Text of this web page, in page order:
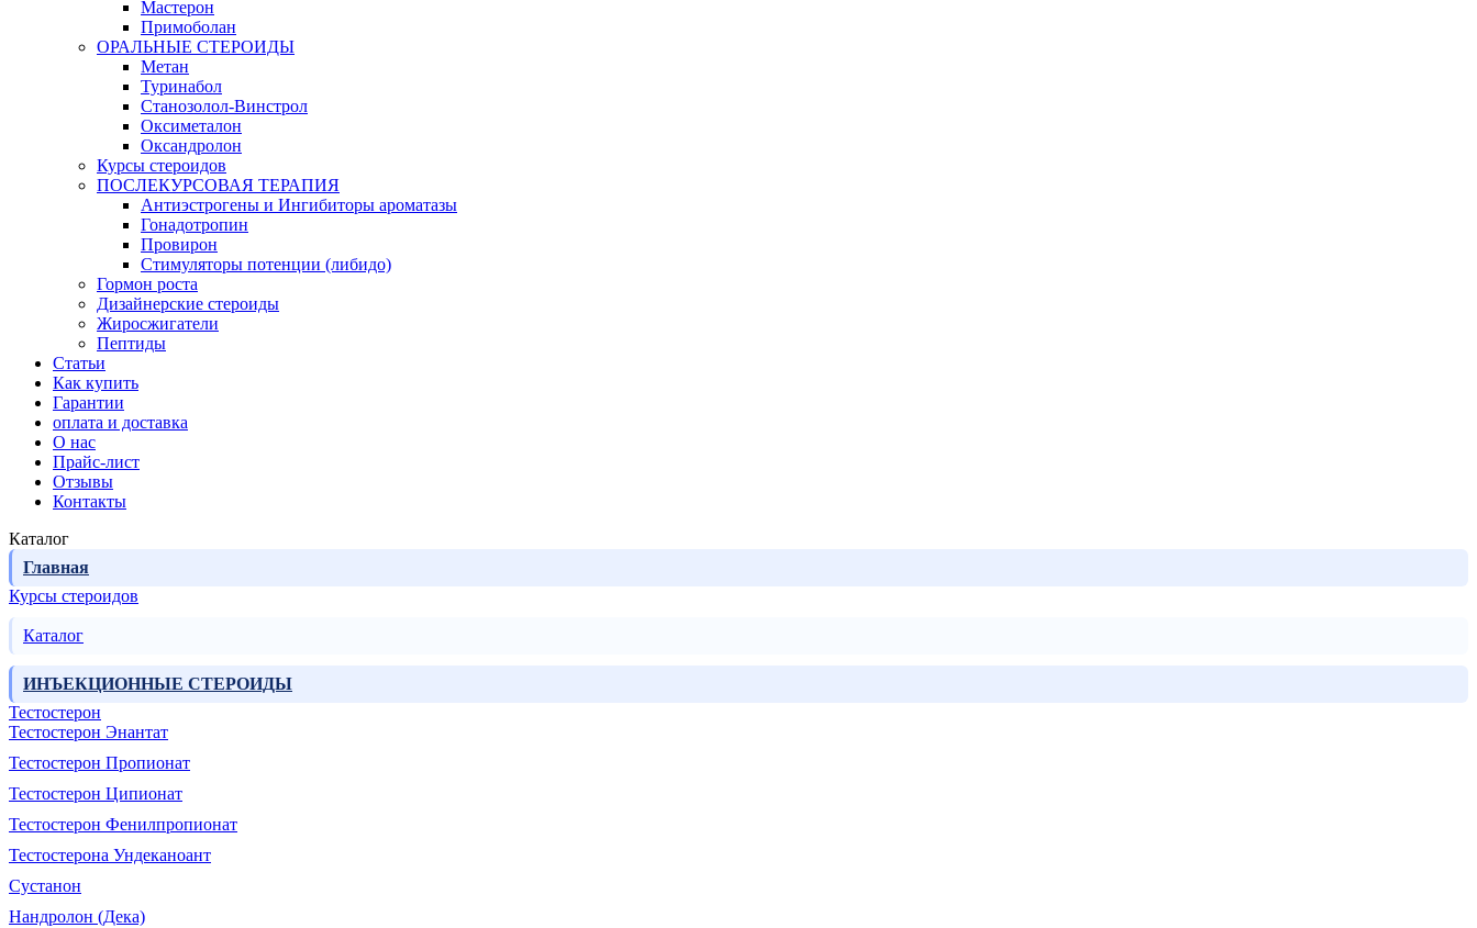
Мастерон
Примоболан
ОРАЛЬНЫЕ СТЕРОИДЫ
Метан
Туринабол
Станозолол-Винстрол
Оксиметалон
Оксандролон
Курсы стероидов
ПОСЛЕКУРСОВАЯ ТЕРАПИЯ
Антиэстрогены и Ингибиторы ароматазы
Гонадотропин
Провирон
Стимуляторы потенции (либидо)
Гормон роста
Дизайнерские стероиды
Жиросжигатели
Пептиды
Статьи
Как купить
Гарантии
оплата и доставка
О нас
Прайс-лист
Отзывы
Контакты
Каталог
Главная
Курсы стероидов
Каталог
ИНЪЕКЦИОННЫЕ СТЕРОИДЫ
Тестостерон
Тестостерон Энантат
Тестостерон Пропионат
Тестостерон Ципионат
Тестостерон Фенилпропионат
Тестостерона Ундеканоант
Сустанон
Нандролон (Дека)